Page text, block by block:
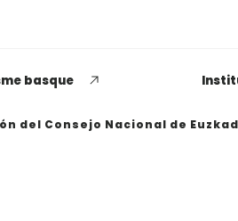
basque
del Consejo Nacional de